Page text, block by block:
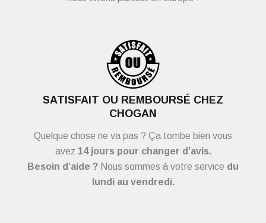
SATISFAIT OU REMBOURSÉ CHEZ
CHOGAN
Quelque chose ne va pas ? Ça tombe bien vous
avez 14 jours pour changer d’avis.
Besoin d’aide ? Nous sommes à votre service du
lundi au vendredi.